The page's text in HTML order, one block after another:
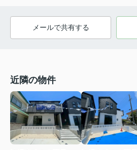
メールで共有する
近隣の物件